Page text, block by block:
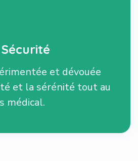
et dévouée
et la sérénité tout au
médical.